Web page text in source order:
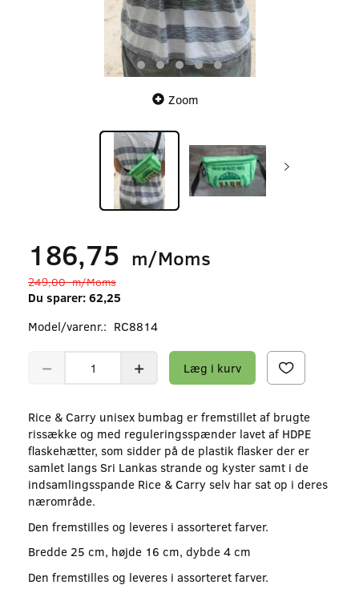
Zoom
186,75 m/Moms
249,00m/Moms
Du sparer: 62,25
Model/varenr.: RC8814
Læg i kurv
Rice & Carry unisex bumbag er fremstillet af brugte
rissække og med reguleringsspænder lavet af HDPE
flaskehætter, som sidder på de plastik flasker der er
samlet langs Sri Lankas strande og kyster samt i de
indsamlingsspande Rice & Carry selv har sat op i deres
nærområde.
Den fremstilles og leveres i assorteret farver.
Bredde 25 cm, højde 16 cm, dybde 4 cm
Den fremstilles og leveres i assorteret farver.